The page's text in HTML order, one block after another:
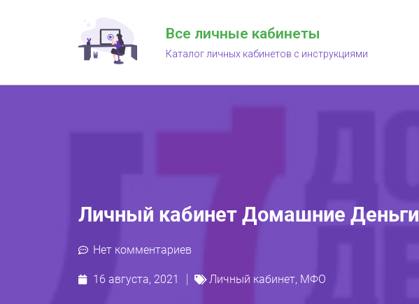
Все личные кабинеты
Каталог личных кабинетов с инструкциями
Личный кабинет Домашние Деньги
Нет комментариев
16 августа, 2021 Личный кабинет, МФО